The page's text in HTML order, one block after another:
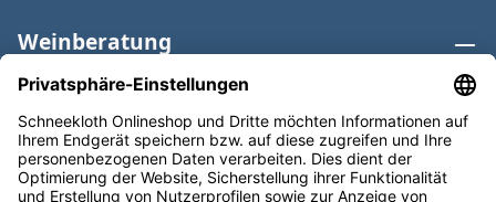
Weinberatung
Informationen
Weinkategorien